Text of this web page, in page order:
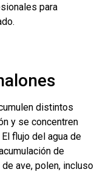
para
distintos
y se concentren
flujo del agua de
de
ave, polen, incluso